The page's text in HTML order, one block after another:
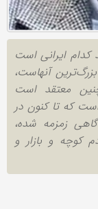
کدام ایرانی است
آنهاست،
معتقد است
که تا کنون در
زمزمه شده،
کوچه و بازار و